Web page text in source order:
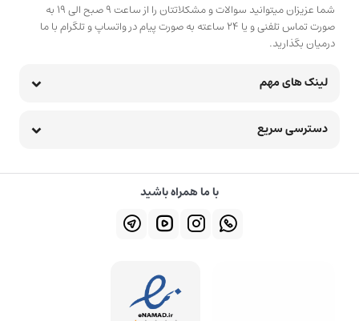
شما عزیزان میتوانید سوالات و مشکلاتتان را از ساعت 9 صبح الی 19 به
صورت تماس تلفنی و یا 24 ساعته به صورت پیام در واتساپ و تلگرام با ما
درمیان بگذارید.
لینک های مهم
دسترسی سریع
با ما همراه باشید